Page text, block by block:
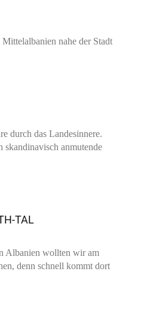
nahe der Stadt
durch das Landesinnere.
skandinavisch anmutende
TAL
Albanien wollten wir am
denn schnell kommt dort